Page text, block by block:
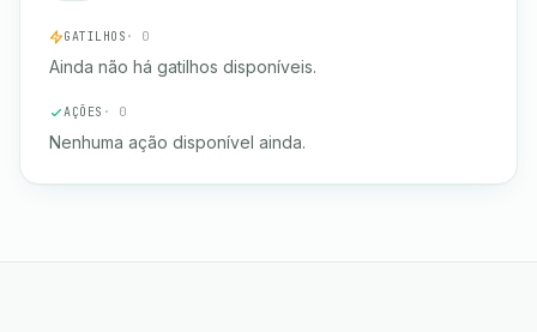
GATILHOS · 0
Ainda não há gatilhos disponíveis.
AÇÕES · 0
Nenhuma ação disponível ainda.